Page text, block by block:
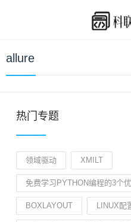
allure
热门专题
领域驱动 XMILT
免费学习PYTHON编程的3个
BOXLAYOUT LINUX配